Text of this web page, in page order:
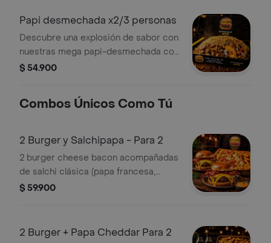
cabello de angel. ¡Irresistible! ideal
para 1 persona.
Papi desmechada x2/3 personas
Descubre una explosión de sabor con
nuestras mega papi-desmechada con
papas fritas crujientes, maíz tierno,
salsa de la casa acompañada de papa
cabello de angel. ¡Irresistible! ideal
$ 54.900
Combos Únicos Como Tú
2 Burger y Salchipapa - Para 2
2 burger cheese bacon acompañadas
de salchi clásica (papa francesa,
salchicha americana, tocineta,
$ 59.900
2 Burger + Papa Cheddar Para 2